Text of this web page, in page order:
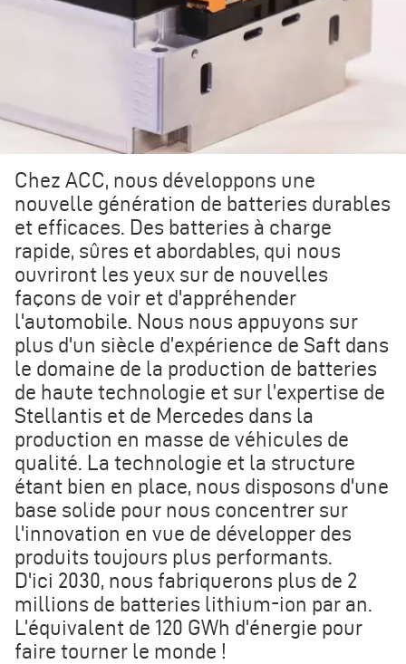
Chez ACC, nous développons une
nouvelle génération de batteries durables
et efficaces. Des batteries à charge
rapide, sûres et abordables, qui nous
ouvriront les yeux sur de nouvelles
façons de voir et d'appréhender
l'automobile. Nous nous appuyons sur
plus d'un siècle d’expérience de Saft dans
le domaine de la production de batteries
de haute technologie et sur l’expertise de
Stellantis et de Mercedes dans la
production en masse de véhicules de
qualité. La technologie et la structure
étant bien en place, nous disposons d'une
base solide pour nous concentrer sur
l'innovation en vue de développer des
produits toujours plus performants.
D'ici 2030, nous fabriquerons plus de 2
millions de batteries lithium-ion par an.
L’équivalent de 120 GWh d'énergie pour
faire tourner le monde !